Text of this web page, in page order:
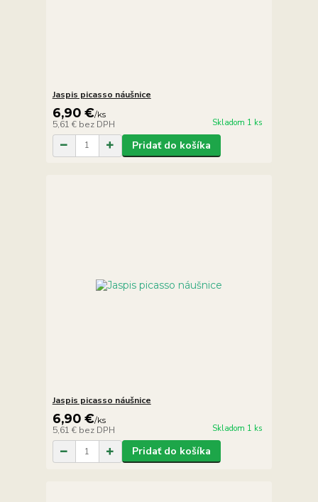
Jaspis picasso náušnice
6,90 €/ks
5,61 € bez DPH Skladom 1 ks
Pridať do košíka
Jaspis picasso náušnice
6,90 €/ks
5,61 € bez DPH Skladom 1 ks
Pridať do košíka